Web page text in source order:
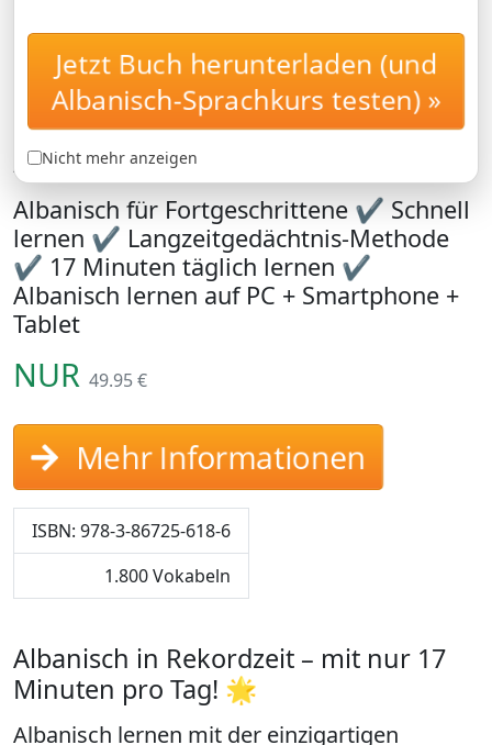
AUFBAUKURS
Albanisch für
Fortgeschrittene: Lernen
Sie den Albanisch-
Aufbauwortschatz B1 und B2
Albanisch für Fortgeschrittene ✔ Schnell
lernen ✔ Langzeitgedächtnis-Methode
✔ 17 Minuten täglich lernen ✔
Albanisch lernen auf PC + Smartphone +
Tablet
NUR 49.95 €
Mehr Informationen
ISBN: 978-3-86725-618-6
1.800 Vokabeln
Albanisch in Rekordzeit – mit nur 17
Minuten pro Tag! 🌟
Albanisch lernen mit der einzigartigen
Jetzt Buch herunterladen (und
Albanisch-Sprachkurs testen) »
Nicht mehr anzeigen